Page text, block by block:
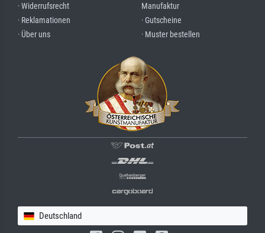
· Widerrufsrecht
· Reklamationen
· Über uns
Manufaktur
· Gutscheine
· Muster bestellen
Deutschland